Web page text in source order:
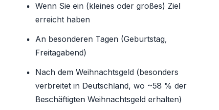
Wenn Sie ein (kleines oder großes) Ziel
erreicht haben
An besonderen Tagen (Geburtstag,
Freitagabend)
Nach dem Weihnachtsgeld (besonders
verbreitet in Deutschland, wo ~58 % der
Beschäftigten Weihnachtsgeld erhalten)